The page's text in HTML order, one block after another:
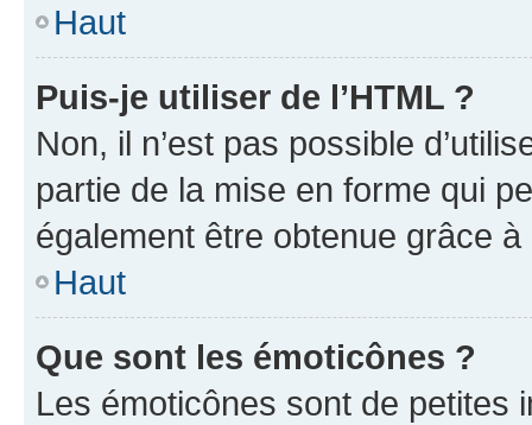
Haut
Puis-je utiliser de l’HTML ?
Non, il n’est pas possible
partie de la mise en forme qui
également être obtenue grâce à
Haut
Que sont les émoticônes ?
Les émoticônes sont de petites